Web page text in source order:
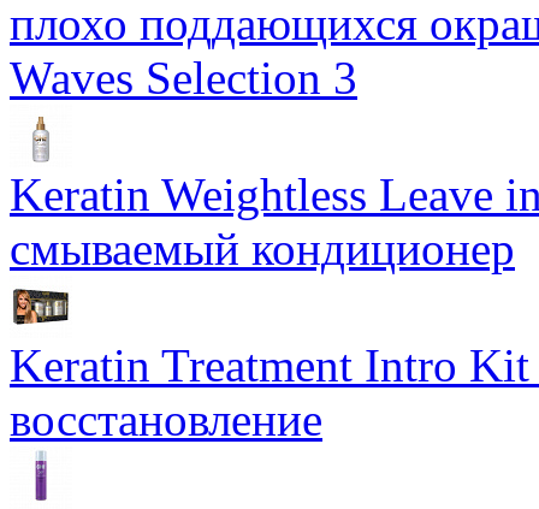
плохо поддающихся
Waves Selection 3
Keratin Weightless Leave
смываемый кондиционер
Keratin Treatment Intro Kit
восстановление